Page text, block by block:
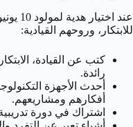
عند
للابتكار، وروحهم القيادية:
كتب عن القيادة،
رائدة.
أحدث الأجهزة
أفكارهم ومشاريعهم.
اشتراك في دورة